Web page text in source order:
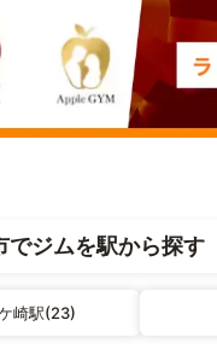
でジムを駅から探す
崎駅(23)